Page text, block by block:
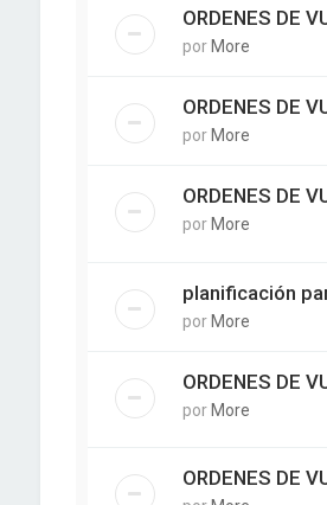
ORDENES DE
por More
ORDENES DE
por More
ORDENES DE
por More
planificación
porMore
ORDENES DE
porMore
ORDENES DE